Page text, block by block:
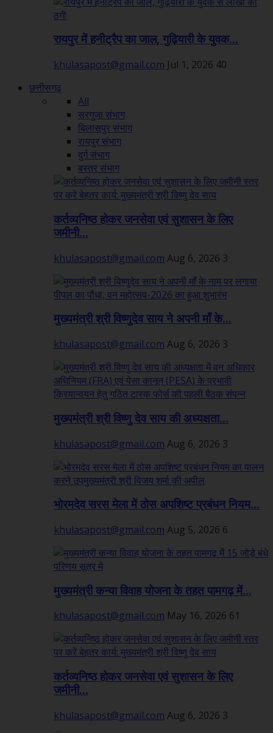
रायपुर में हनीट्रैप का जाल, गुढ़ियारी के युवक...
khulasapost@gmail.com Jul 1, 2026 40
छत्तीसगढ़
All
सरगुजा संभाग
बिलासपुर संभाग
रायपुर संभाग
दुर्ग संभाग
बस्तर संभाग
कर्तव्यनिष्ठ होकर जनसेवा एवं सुशासन के लिए
जमीनी...
khulasapost@gmail.com Aug 6, 2026 3
मुख्यमंत्री श्री विष्णुदेव साय ने अपनी माँ के...
khulasapost@gmail.com Aug 6, 2026 3
मुख्यमंत्री श्री विष्णु देव साय की अध्यक्षता...
khulasapost@gmail.com Aug 6, 2026 3
भोरमदेव सरस मेला में ठोस अपशिष्ट प्रबंधन नियम...
khulasapost@gmail.com Aug 5, 2026 6
मुख्यमंत्री कन्या विवाह योजना के तहत पामगढ़ में...
khulasapost@gmail.com May 16, 2026 61
कर्तव्यनिष्ठ होकर जनसेवा एवं सुशासन के लिए
जमीनी...
khulasapost@gmail.com Aug 6, 2026 3